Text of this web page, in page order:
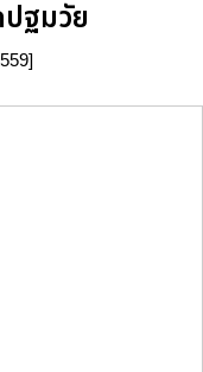
ฐมวัย